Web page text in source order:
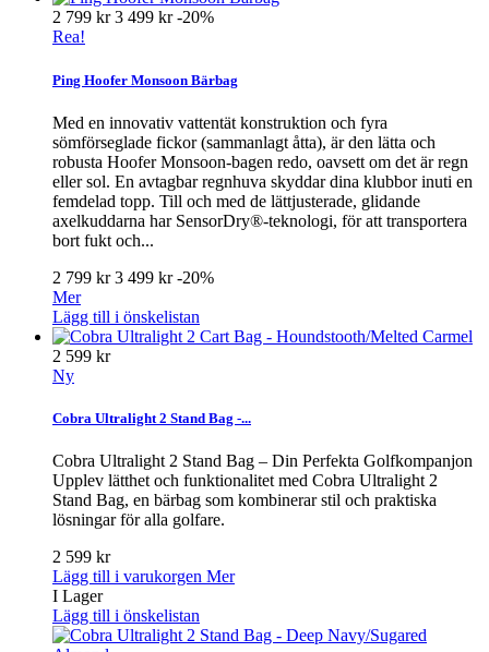
2 799 kr3 499 kr-20%
Rea!
Ping Hoofer Monsoon Bärbag
Med en innovativ vattentät konstruktion och fyra
sömförseglade fickor (sammanlagt åtta), är den lätta och
robusta Hoofer Monsoon-bagen redo, oavsett om det är regn
eller sol. En avtagbar regnhuva skyddar dina klubbor inuti en
femdelad topp. Till och med de lättjusterade, glidande
axelkuddarna har SensorDry®-teknologi, för att transportera
bort fukt och...
2 799 kr3 499 kr-20%
Mer
Lägg till i önskelistan
2 599 kr
Ny
Cobra Ultralight 2 Stand Bag -...
Cobra Ultralight 2 Stand Bag – Din Perfekta Golfkompanjon
Upplev lätthet och funktionalitet med Cobra Ultralight 2
Stand Bag, en bärbag som kombinerar stil och praktiska
lösningar för alla golfare.
2 599 kr
Lägg till i varukorgen Mer
I Lager
Lägg till i önskelistan